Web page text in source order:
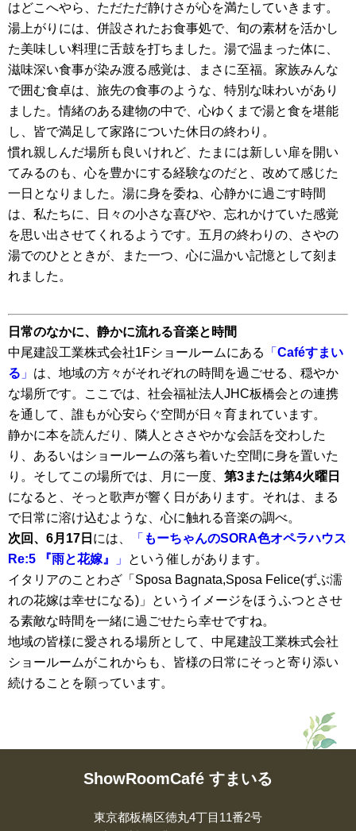
はどこへやら、ただただ静けさが心を満たしていきます。
湯上がりには、併設されたお食事処で、旬の素材を活かし
た美味しい料理に舌鼓を打ちました。湯で温まった体に、
滋味深い食事が染み渡る感覚は、まさに至福。家族みんな
で囲む食卓は、旅先の食事のような、特別な味わいがあり
ました。情緒のある建物の中で、心ゆくまで湯と食を堪能
し、皆で満足して家路についた休日の終わり。
慣れ親しんだ場所も良いけれど、たまには新しい扉を開い
てみるのも、心を豊かにする経験なのだと、改めて感じた
一日となりました。湯に身を委ね、心静かに過ごす時間
は、私たちに、日々の小さな喜びや、忘れかけていた感覚
を思い出させてくれるようです。五月の終わりの、さやの
湯でのひとときが、また一つ、心に温かい記憶として刻ま
れました。
日常のなかに、静かに流れる音楽と時間
中尾建設工業株式会社1Fショールームにある
「 Caféすまい
る 」 は、地域の方々がそれぞれの時間を過ごせる、穏やか
な場所です。ここでは、社会福祉法人JHC板橋会との連携
を通して、誰もが心安らぐ空間が日々育まれています。
静かに本を読んだり、隣人とささやかな会話を交わした
り、あるいはショールームの落ち着いた空間に身を置いた
り。そしてこの場所では、月に一度、 第3または第4火曜日
になると、そっと歌声が響く日があります。それは、まる
で日常に溶け込むような、心に触れる音楽の調べ。
次回、6月17日 には、 「 もーちゃんのSORA色オペラハウス
Re:5 『雨と花嫁』
」
という催しがあります。
イタリアのことわざ「Sposa Bagnata,Sposa Felice(ずぶ濡
れの花嫁は幸せになる)」というイメージをほうふつとさせ
る素敵な時間を一緒に過ごせたら幸せですね。
地域の皆様に愛される場所として、中尾建設工業株式会社
ショールームがこれからも、皆様の日常にそっと寄り添い
続けることを願っています。
ShowRoomCafé すまいる
東京都板橋区徳丸4丁目11番2号